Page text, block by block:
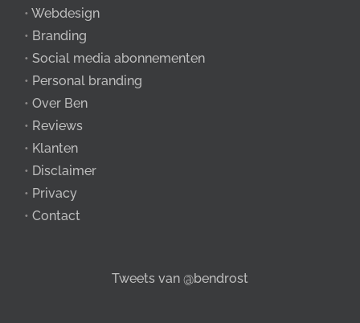
• Webdesign
• Branding
• Social media abonnementen
• Personal branding
• Over Ben
• Reviews
• Klanten
• Disclaimer
• Privacy
• Contact
Tweets van @bendrost